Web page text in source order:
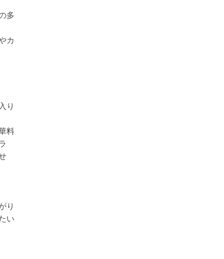
多
カ
り
料
り
い